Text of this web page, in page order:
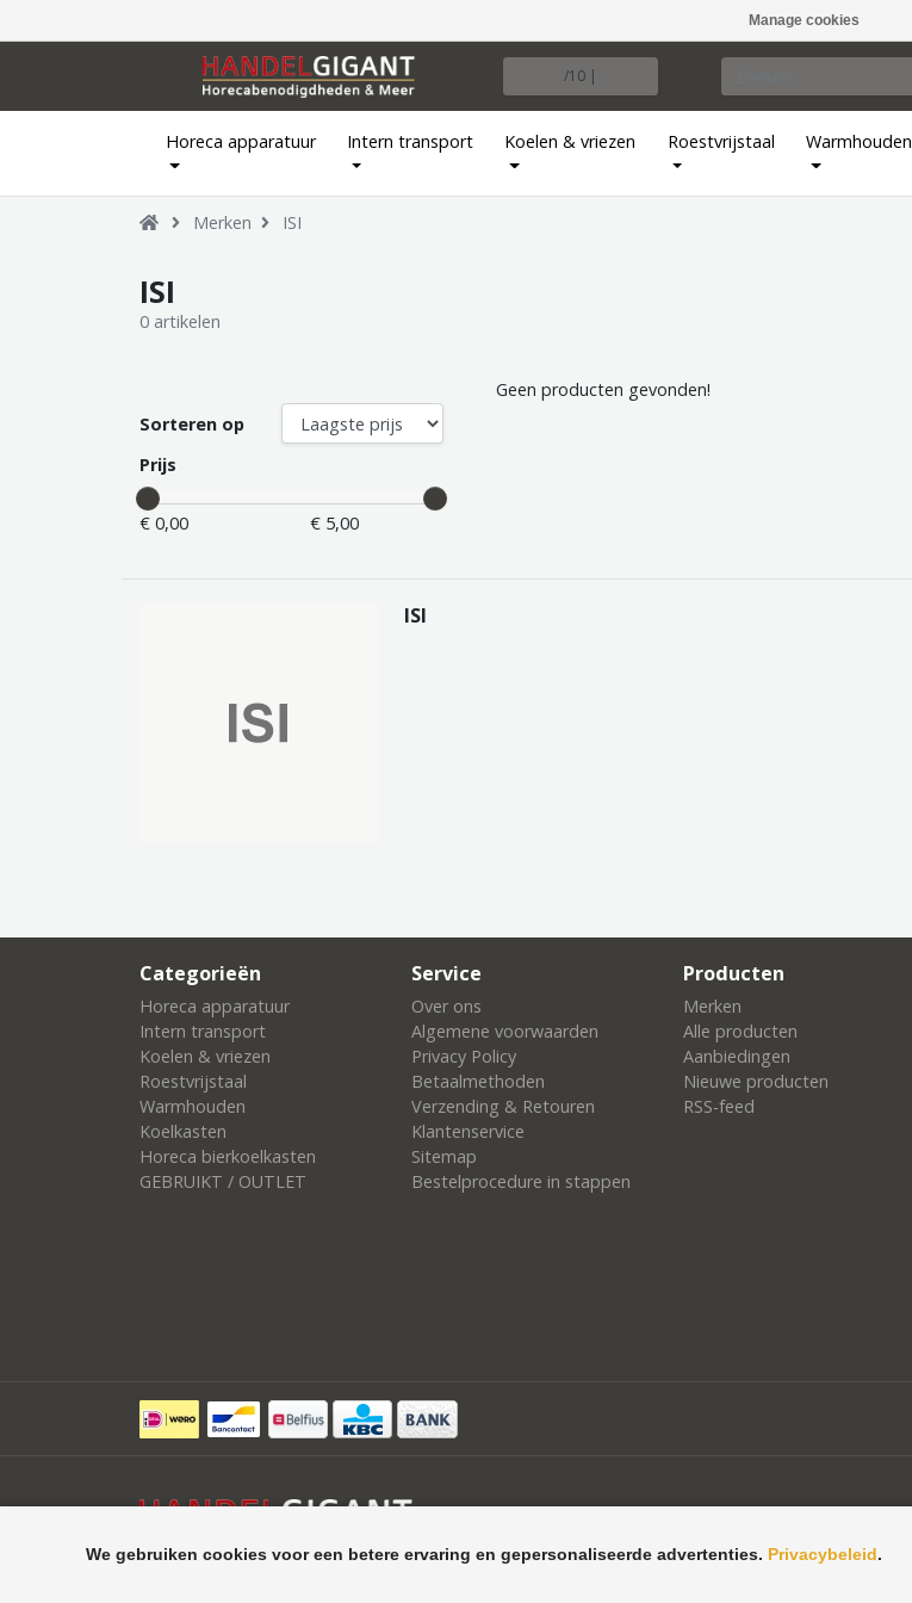
We gebruiken cookies voor een betere ervaring en gepersonaliseerde advertenties. Privacybeleid.
Manage cookies
/10 |
Horeca apparatuur Intern transport Koelen & vriezen Roestvrijstaal Warmhouden
Merken ISI
ISI
0 artikelen
Sorteren op
Prijs
€ 0,00 € 5,00
Geen producten gevonden!
ISI
Categorieën
Horeca apparatuur
Intern transport
Koelen & vriezen
Roestvrijstaal
Warmhouden
Koelkasten
Horeca bierkoelkasten
GEBRUIKT / OUTLET
Service
Over ons
Algemene voorwaarden
Privacy Policy
Betaalmethoden
Verzending & Retouren
Klantenservice
Sitemap
Bestelprocedure in stappen
Producten
Merken
Alle producten
Aanbiedingen
Nieuwe producten
RSS-feed